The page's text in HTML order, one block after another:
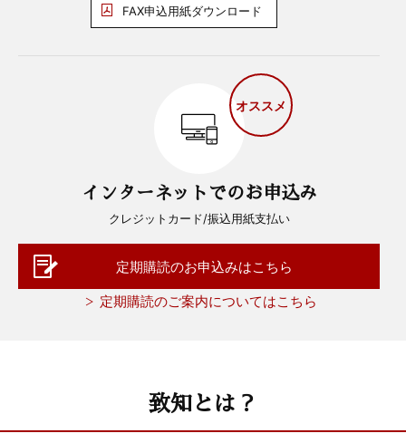
FAX申込用紙ダウンロード
オススメ
インターネットでのお申込み
クレジットカード/振込用紙支払い
定期購読のお申込みはこちら
定期購読のご案内についてはこちら
致知とは？